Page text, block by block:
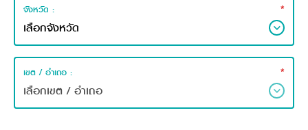
จังหวัด : *
เขต / อำเถอ : *